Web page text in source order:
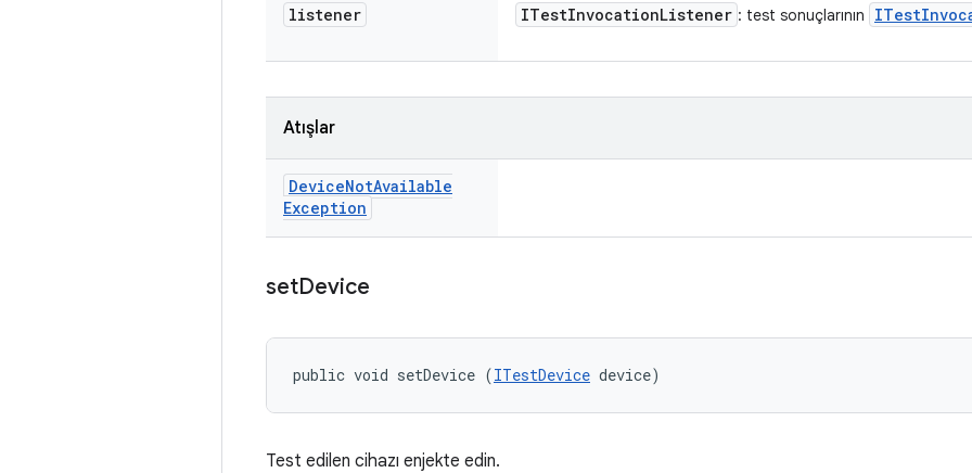
listener ITestInvocationListener : test sonuçlarının ITest
Atışlar
DeviceNotAvailable
Exception
setDevice
public void setDevice (ITestDevice device)
Test edilen cihazı enjekte edin.